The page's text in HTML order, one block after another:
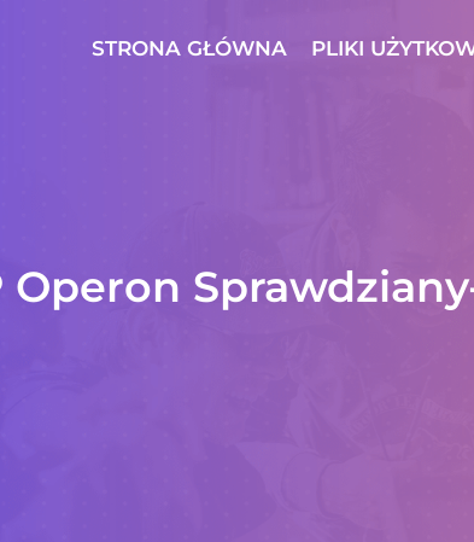
STRONA GŁÓWNA PLIKI
Operon